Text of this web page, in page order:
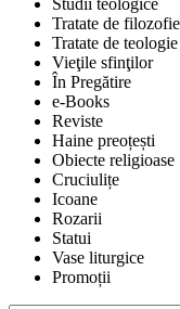
Studii teologice
Tratate de filozofie
Tratate de teologie
Vieţile sfinţilor
În Pregătire
e-Books
Reviste
Haine preoțești
Obiecte religioase
Cruciulițe
Icoane
Rozarii
Statui
Vase liturgice
Promoții